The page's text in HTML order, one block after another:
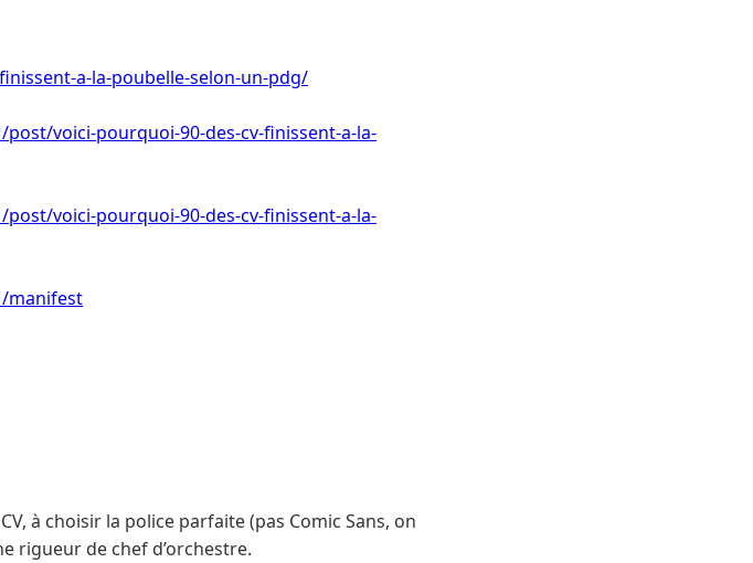
a-la-poubelle-selon-un-pdg/
voici-pourquoi-90-des-cv-finissent-a-la-
voici-pourquoi-90-des-cv-finissent-a-la-
manifest
à choisir la police parfaite (pas Comic Sans, on
rigueur de chef d’orchestre.